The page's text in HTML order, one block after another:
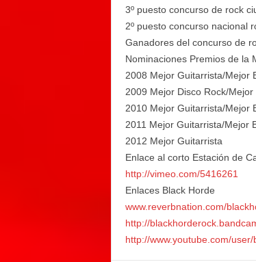
3º puesto concurso de rock
2º puesto concurso nacional
Ganadores del concurso de
Nominaciones Premios de la
2008 Mejor Guitarrista/Mejor
2009 Mejor Disco Rock/
2010 Mejor Guitarrista/Mejor
2011 Mejor Guitarrista/Mejor
2012 Mejor Guitarrista
Enlace al corto Estación de
http://vimeo.com/5416261
Enlaces Black Horde
www. reverbnation .com/
http://
http://www.youtube.com/